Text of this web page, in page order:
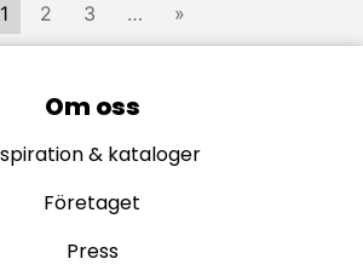
1 2 3 … »
Om oss
& kataloger
Företaget
Press